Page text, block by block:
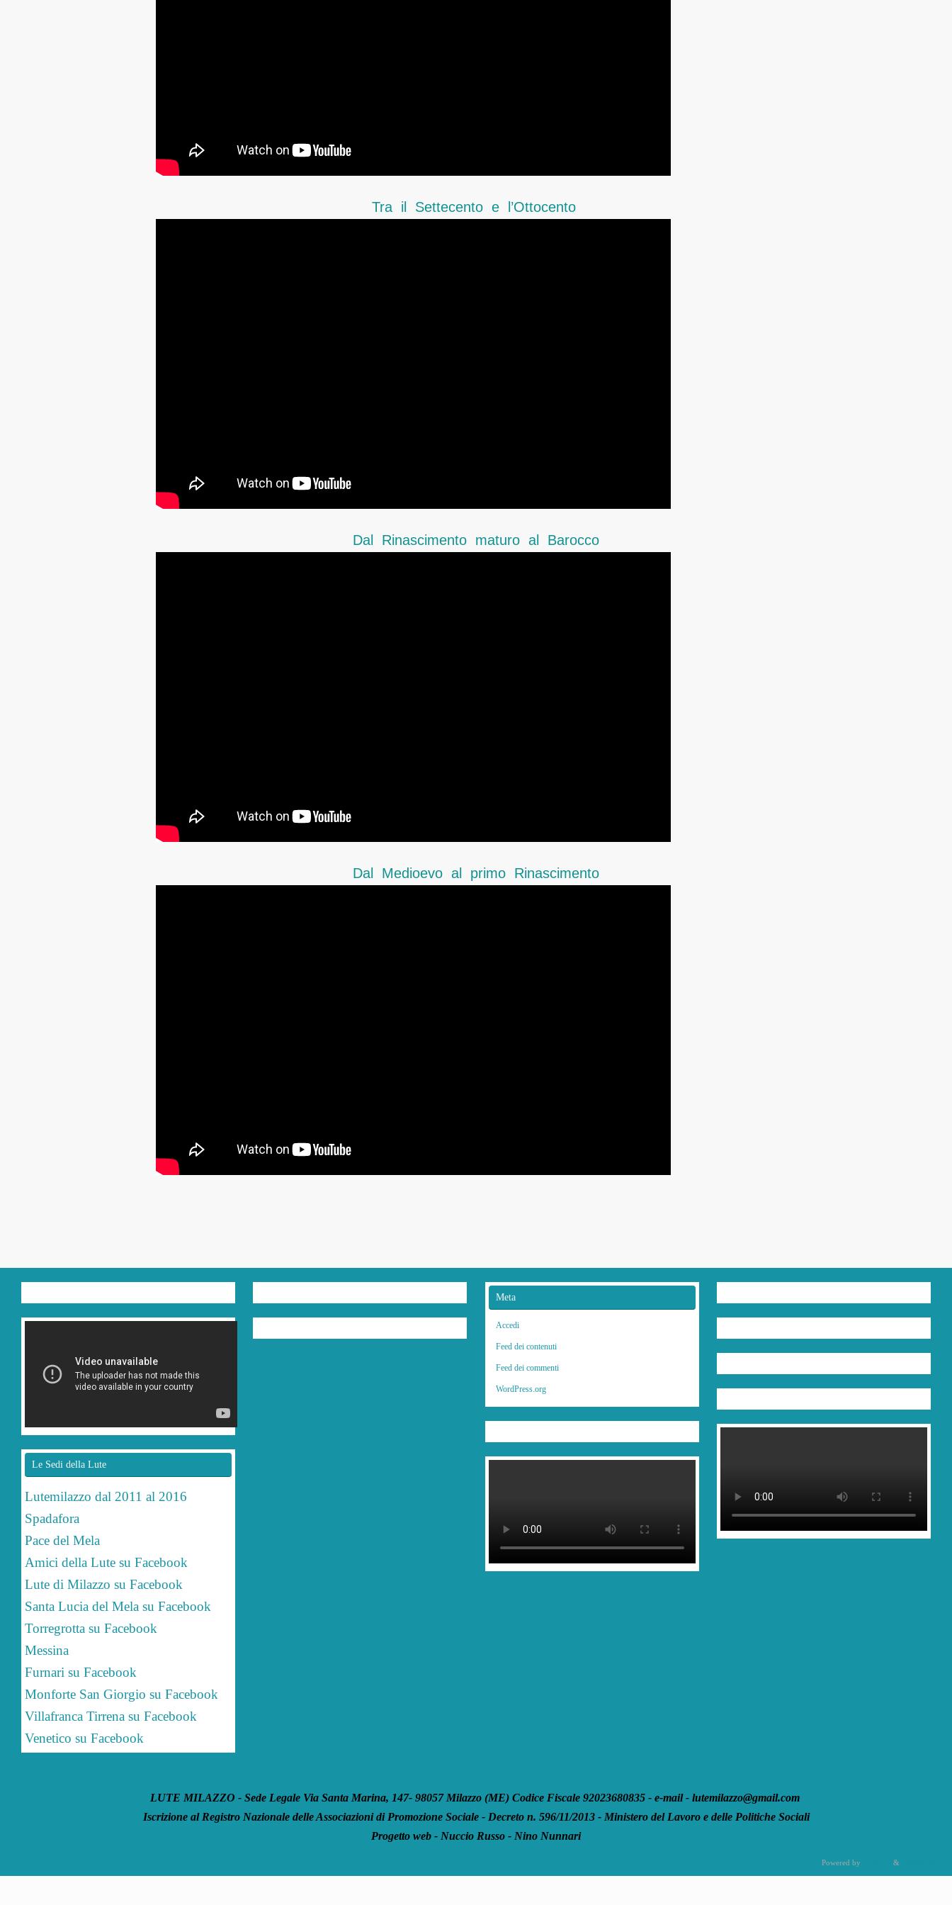
Tra il Settecento e l’Ottocento
Dal Rinascimento maturo al Barocco
Dal Medioevo al primo Rinascimento
Le Sedi della Lute
Lutemilazzo dal 2011 al 2016
Spadafora
Pace del Mela
Amici della Lute su Facebook
Lute di Milazzo su Facebook
Santa Lucia del Mela su Facebook
Torregrotta su Facebook
Messina
Furnari su Facebook
Monforte San Giorgio su Facebook
Villafranca Tirrena su Facebook
Venetico su Facebook
Meta
Accedi
Feed dei contenuti
Feed dei commenti
WordPress.org
LUTE MILAZZO - Sede Legale Via Santa Marina, 147- 98057 Milazzo (ME) Codice Fiscale 92023680835 - e-mail - lutemilazzo@gmail.com
Iscrizione al Registro Nazionale delle Associazioni di Promozione Sociale - Decreto n. 596/11/2013 - Ministero del Lavoro e delle Politiche Sociali
Progetto web - Nuccio Russo - Nino Nunnari
Powered by &